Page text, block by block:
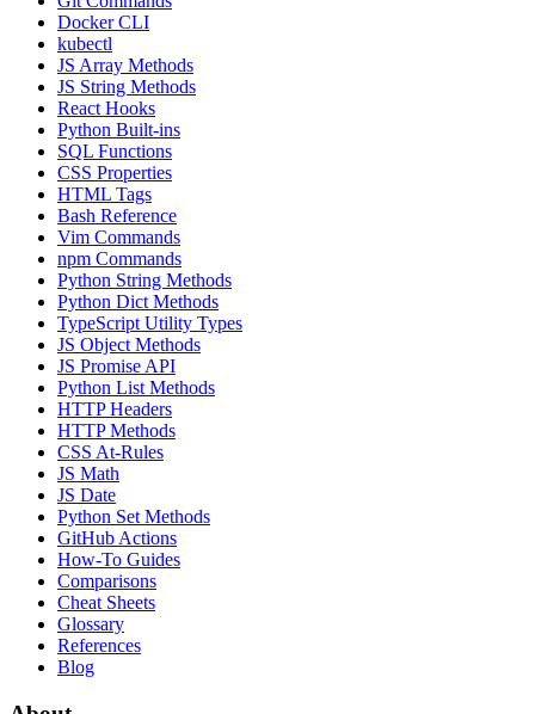
Docker CLI
kubectl
JS Array Methods
JS String Methods
React Hooks
Python Built-ins
SQL Functions
CSS Properties
HTML Tags
Bash Reference
Vim Commands
npm Commands
Python String Methods
Python Dict Methods
TypeScript Utility Types
JS Object Methods
JS Promise API
Python List Methods
HTTP Headers
HTTP Methods
CSS At-Rules
JS Math
JS Date
Python Set Methods
GitHub Actions
How-To Guides
Comparisons
Cheat Sheets
Glossary
References
Blog